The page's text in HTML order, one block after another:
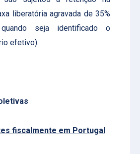
liberatória agravada de 35%
seja identificado o
efetivo).
fiscalmente em Portugal